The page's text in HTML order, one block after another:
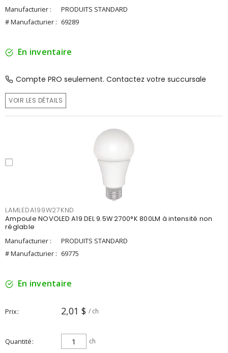
Manufacturier :
PRODUITS STANDARD
# Manufacturier : 69289
En inventaire
Compte PRO seulement. Contactez votre succursale
VOIR LES DÉTAILS
LAMLEDA199W27KND
Ampoule NOVOLED A19 DEL 9.5W 2700°K 800LM à intensité non
réglable
Manufacturier :
PRODUITS STANDARD
# Manufacturier : 69775
En inventaire
Prix 2,01 $ / ch
Quantité ch